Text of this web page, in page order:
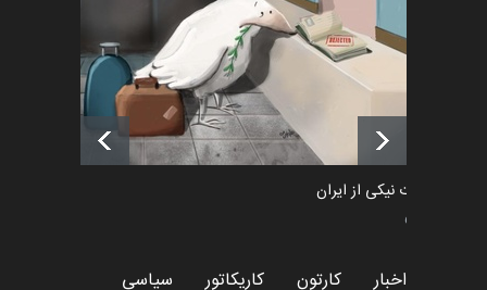
اخبار 6 ماه قبل
فراخوان رویداد کارگاهی کارتون و
پوستر "ایران سربل…
اخبار 6 ماه قبل
طراوت نیکی از ایران
سیاسی
اخبار کارتون کاریکاتور سیاسی